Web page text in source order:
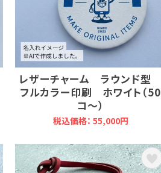
レザーチャーム ラウンド型
フルカラー印刷 ホワイト（50
コ～）
税込価格： 55,000円